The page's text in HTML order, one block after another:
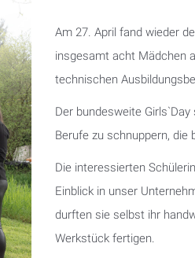
Am 27. April fand wieder
insgesamt acht Mädchen
technischen
Der bundesweite
Berufe zu schnuppern, die
Die interessierten
Einblick in unser
durften sie selbst ihr
Werkstück fertigen.